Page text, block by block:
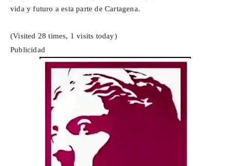
vida y futuro a esta parte de Cartagena.
(Visited 28 times, 1 visits today)
Publicidad